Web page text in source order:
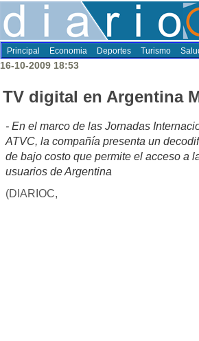
Principal Economia Deportes Turismo
16-10-2009 18:53
TV digital en Argentina
- En el marco de las Jornadas
ATVC, la compañía presenta un
de bajo costo que permite el acceso a
usuarios de Argentina
(DIARIOC,